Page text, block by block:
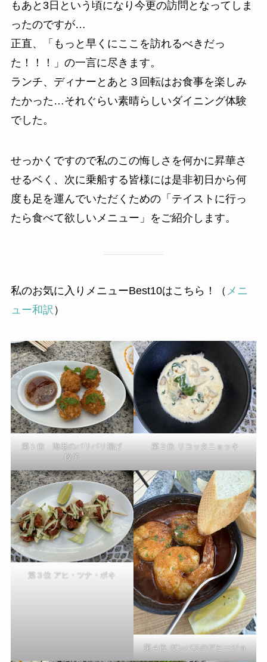
もあと3日という頃になり今更の訪問となってしま
ったのですが…
正直、「もっと早くにここを訪れるべきだっ
た！！！」の一言に尽きます。
ランチ、ディナーとあと３回転はお食事を楽しみ
たかった…それぐらい素晴らしいダイニング体験
でした。
せっかくですので私のこの悔しさを何かに昇華さ
せるベく、次に乗船する皆様には是非初日から何
度も足を運んでいただくための「テイストに行っ
たら食べて欲しいメニュー」をご紹介します。
私のお気に入りメニューBest10はこちら！（ メニ
ュー和訳 ）
第１位 海老のパリパリ揚げ
餃子
第２位 リコッタニョッキ
第３位 アヒ・ツナ・ポキ
第４位 ガンバスのアヒージョ